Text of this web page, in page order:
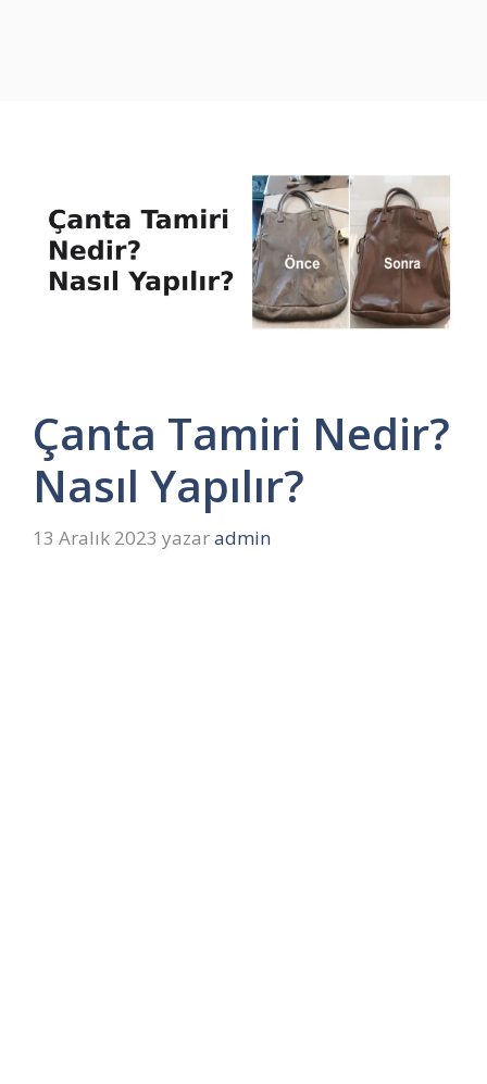
Çanta Tamiri Nedir?
Nasıl Yapılır?
13 Aralık 2023 yazaradmin